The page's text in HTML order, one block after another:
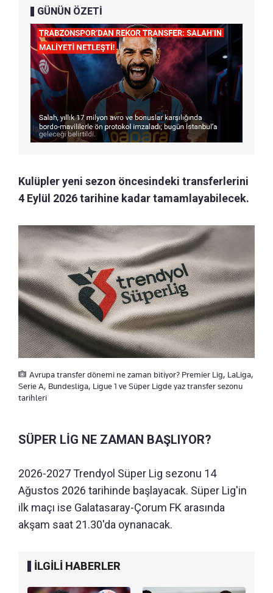
GÜNÜN ÖZETİ
Kulüpler yeni sezon öncesindeki transferlerini
4 Eylül 2026 tarihine kadar tamamlayabilecek.
Avrupa transfer dönemi ne zaman bitiyor? Premier Lig, LaLiga,
Serie A, Bundesliga, Ligue 1 ve Süper Ligde yaz transfer sezonu
tarihleri
SÜPER LİG NE ZAMAN BAŞLIYOR?
2026-2027 Trendyol Süper Lig sezonu 14
Ağustos 2026 tarihinde başlayacak. Süper Lig'in
ilk maçı ise Galatasaray-Çorum FK arasında
akşam saat 21.30'da oynanacak.
İLGİLİ HABERLER